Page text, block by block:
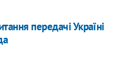
передачі Україні